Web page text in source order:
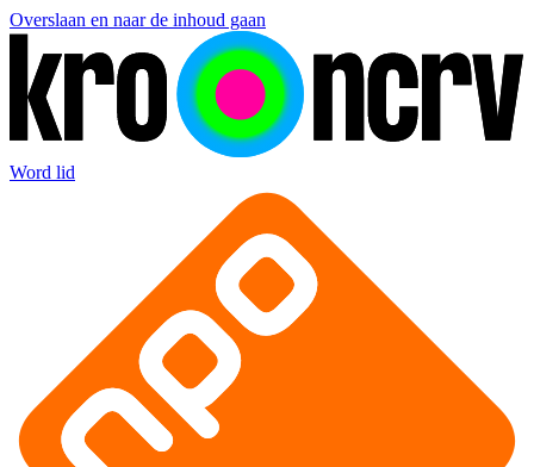
Overslaan en naar de inhoud gaan
Word lid